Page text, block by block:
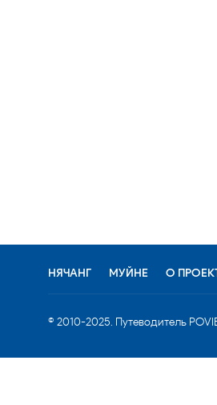
НЯЧАНГ МУЙНЕ О
© 2010-2025. Путеводитель